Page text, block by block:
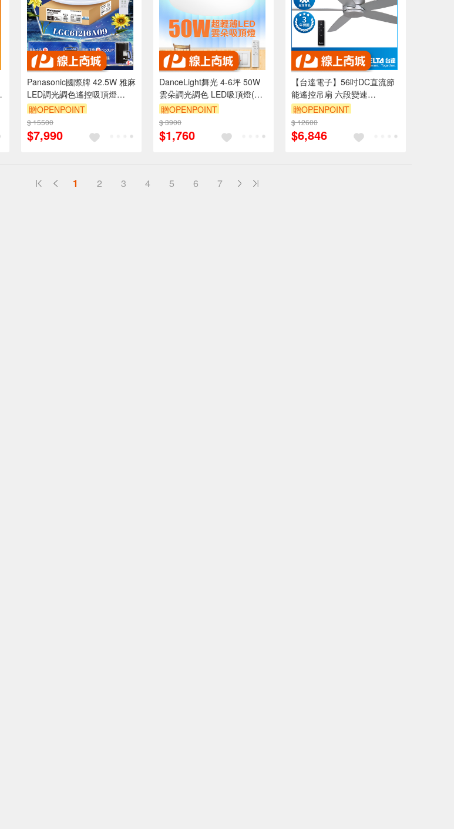
Panasonic國際牌 42.5W 雅麻
LED調光調色遙控吸頂燈
(LGC61216A09日本製)
贈OPENPOINT
訂單滿999享9折
$ 15500
$7,990
DanceLight舞光 4-6坪 50W
雲朵調光調色 LED吸頂燈(四
段壁切/遙控兩用)
贈OPENPOINT
訂單滿999享9折
$ 3900
$1,760
【台達電子】56吋DC直流節
能遙控吊扇 六段變速
(VCA56LT-HENP)
贈OPENPOINT
訂單滿999享9折
$ 12600
$6,846
1 2 3 4 5 6 7